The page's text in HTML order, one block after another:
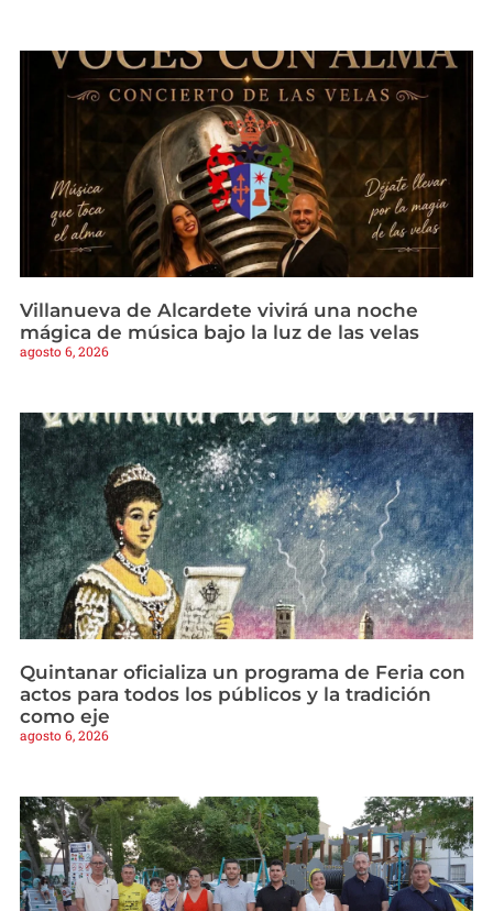
Villanueva de Alcardete vivirá una noche
mágica de música bajo la luz de las velas
agosto 6, 2026
Quintanar oficializa un programa de Feria con
actos para todos los públicos y la tradición
como eje
agosto 6, 2026